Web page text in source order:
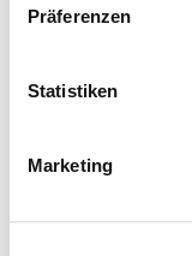
Präferenzen
Statistiken
Marketing